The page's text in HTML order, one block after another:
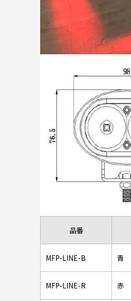
品番
MFP-LINE-B 青
MFP-LINE-R 赤